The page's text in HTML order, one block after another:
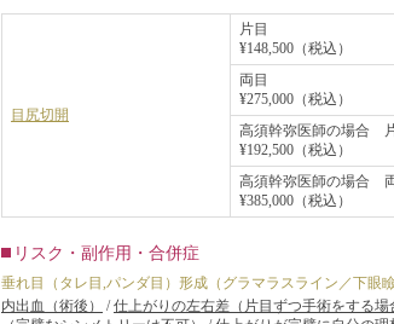
目尻切開
片目
¥148,500（税込）
両目
¥275,000（税込）
高須幹弥医師の場合
¥192,500（税込）
高須幹弥医師の場合
¥385,000（税込）
リスク・副作用・合併症
垂れ目（タレ目,パンダ目）形成（グラマラスライン／下眼瞼
内出血（術後）
/仕上がりの左右差（片目ずつ手術をする場